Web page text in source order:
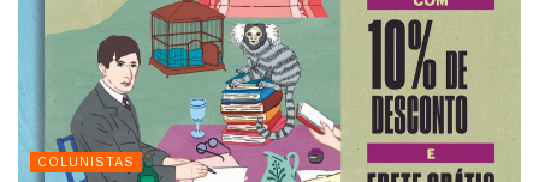
COLUNISTAS